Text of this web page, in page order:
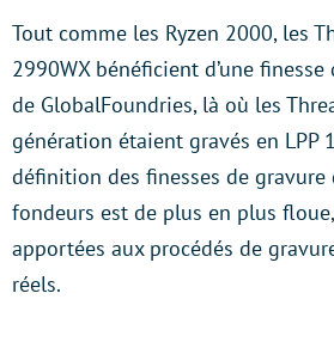
Tout comme les Ryzen 2000, les
2990WX bénéficient d’une
de GlobalFoundries, là où les
génération étaient gravés en LPP
définition des finesses de gravure
fondeurs est de plus en plus
apportées aux procédés de
réels.